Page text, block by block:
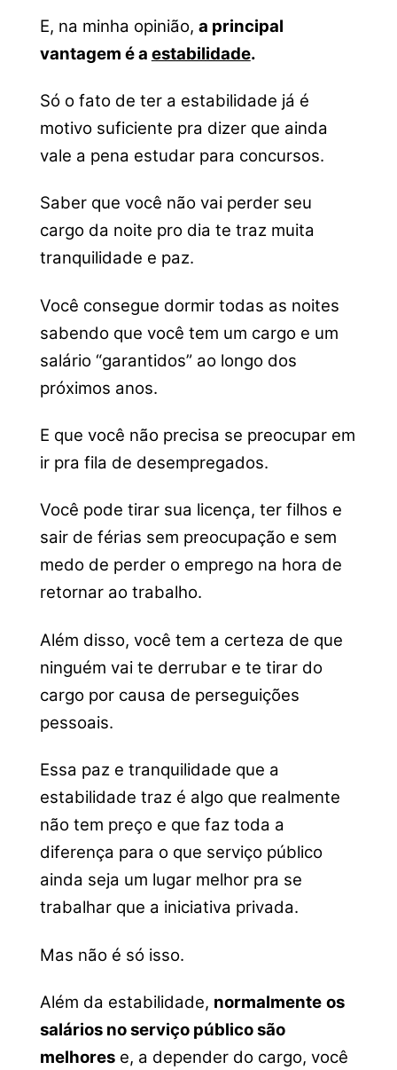
E, na minha opinião, a principal
vantagem é a estabilidade.
Só o fato de ter a estabilidade já é
motivo suficiente pra dizer que ainda
vale a pena estudar para concursos.
Saber que você não vai perder seu
cargo da noite pro dia te traz muita
tranquilidade e paz.
Você consegue dormir todas as noites
sabendo que você tem um cargo e um
salário “garantidos” ao longo dos
próximos anos.
E que você não precisa se preocupar em
ir pra fila de desempregados.
Você pode tirar sua licença, ter filhos e
sair de férias sem preocupação e sem
medo de perder o emprego na hora de
retornar ao trabalho.
Além disso, você tem a certeza de que
ninguém vai te derrubar e te tirar do
cargo por causa de perseguições
pessoais.
Essa paz e tranquilidade que a
estabilidade traz é algo que realmente
não tem preço e que faz toda a
diferença para o que serviço público
ainda seja um lugar melhor pra se
trabalhar que a iniciativa privada.
Mas não é só isso.
Além da estabilidade, normalmente os
salários no serviço público são
melhorese, a depender do cargo, você